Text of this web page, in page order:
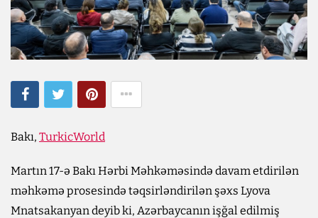
Bakı, TurkicWorld
Martın 17-ə Bakı Hərbi Məhkəməsində davam etdirilən
məhkəmə prosesində təqsirləndirilən şəxs Lyova
Mnatsakanyan deyib ki, Azərbaycanın işğal edilmiş